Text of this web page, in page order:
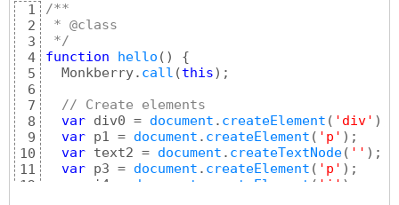
1
2
3
4
5
6
7
8
9
10
11
12
/**
* @class
*/
function
hello ( )
{
  Monkberry.
call (this) ;
// Create elements
var div0 = document . createElement ( 'div' )
var p1 = document . createElement ( 'p' ) ;
var text2 = document . createTextNode( '' ) ;
var p3 = document . createElement ( 'p' ) ;
i4 = document createElement ( 'i' )